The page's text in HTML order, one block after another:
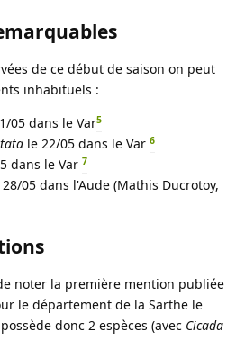
de ce début de saison on peut
inhabituels :
05 dans le Var5
le 22/05 dans le Var 6
dans le Var 7
28/05 dans l'Aude (Mathis Ducrotoy,
noter la première mention publiée
le département de la Sarthe le
donc 2 espèces (avec Cicada